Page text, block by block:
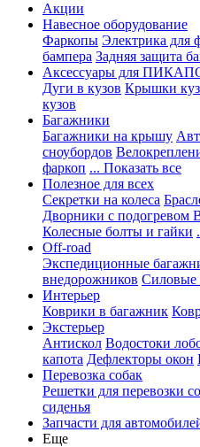
Акции
Навесное оборудование
Фаркопы Электрика для
бампера Задняя защита
Аксессуары для
Дуги в кузов Крышки
кузов
Багажники
Багажники на крышу
сноубордов
фаркоп ... Показать все
Полезное для всех
Секретки на колеса
Дворники с подогревом
Колесные болты и гайки
Off-road
Экспедиционные
внедорожников Силовые
Интерьер
Коврики в багажник
Экстерьер
Антискол Водостоки
капота Дефлекторы окон
Перевозка собак
Решетки для перевозки
сиденья
Запчасти для
Еще